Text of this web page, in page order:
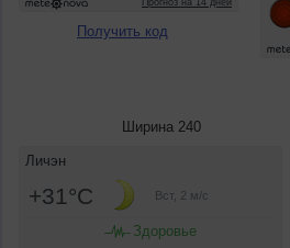
Получить код
Ширина 240